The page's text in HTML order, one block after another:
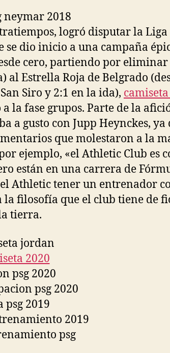
logró disputar la Liga
se dio inicio a una campaña
cero, partiendo por eliminar
al Estrella Roja de Belgrado
Siro y 2:1 en la ida),
la fase grupos. Parte de la
a gusto con Jupp Heynckes, ya
que molestaron a la
ejemplo, «el Athletic Club es
están en una carrera de
Athletic tener un entrenador
la filosofía que el club tiene de
tierra.